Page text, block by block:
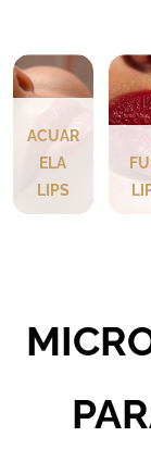
ACUAR
ELA
LIPS